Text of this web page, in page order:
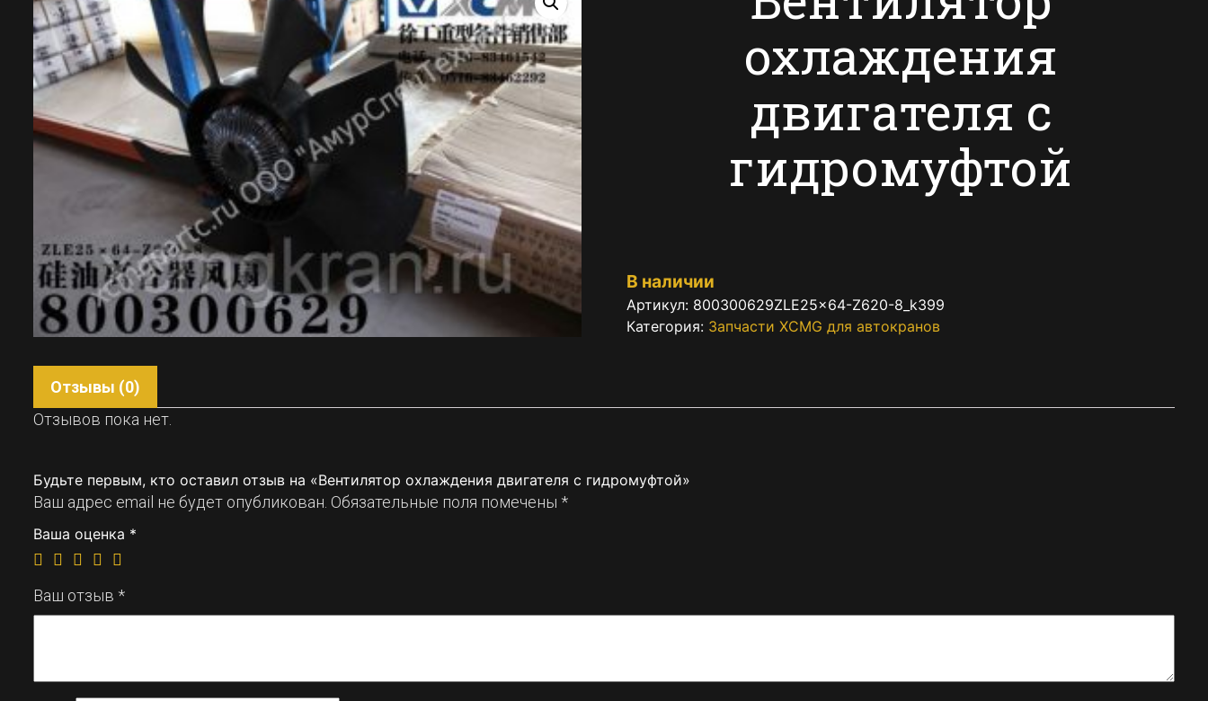
охлаждения
двигателя с
гидромуфтой
В наличии
Артикул: 800300629ZLE25×64-Z620-8_k399
Категория: Запчасти XCMG для автокранов
Отзывы (0)
Отзывов пока нет.
Будьте первым, кто оставил отзыв на «Вентилятор охлаждения двигателя с гидромуфтой»
Ваш адрес email не будет опубликован. Обязательные поля помечены *
Ваша оценка *
Ваш отзыв *